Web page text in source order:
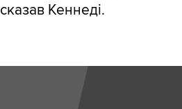
Кеннеді.